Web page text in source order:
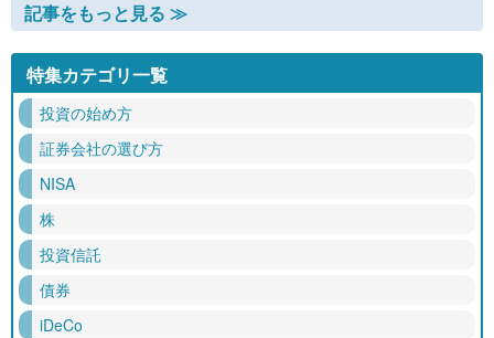
記事をもっと見る ≫
特集カテゴリ一覧
投資の始め方
証券会社の選び方
NISA
株
投資信託
債券
iDeCo